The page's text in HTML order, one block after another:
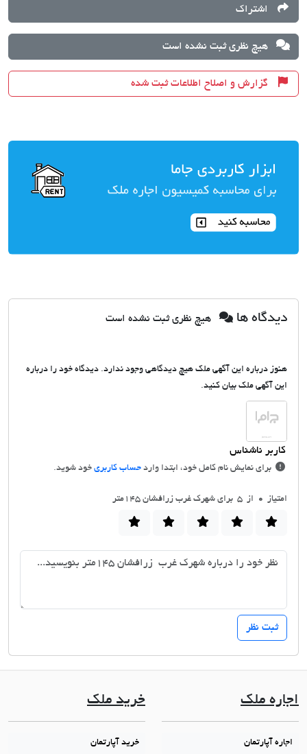
اشتراک
هیچ نظری ثبت نشده است
گزارش و اصلاح اطلاعات ثبت شده
دیدگاه ها هیچ نظری ثبت نشده است
هنوز درباره این آگهی ملک هیچ دیدگاهی وجود ندارد. دیدگاه خود را درباره
این آگهی ملک بیان کنید.
برای نمایش نام کامل خود، ابتدا وارد حساب کاربری خود شوید.
امتیاز 0 از 5 برای شهرک غرب زرافشان 145متر
اجاره ملک
اجاره آپارتمان
خرید ملک
خرید آپارتمان